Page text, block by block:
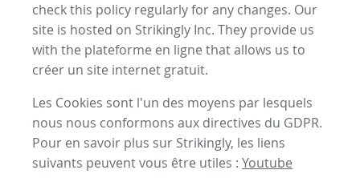
check this policy regularly for any changes. Our
site is hosted on Strikingly Inc. They provide us
with the plateforme en ligne that allows us to
créer un site internet gratuit.
Les Cookies sont l'un des moyens par lesquels
nous nous conformons aux directives du GDPR.
Pour en savoir plus sur Strikingly, les liens
suivants peuvent vous être utiles : Youtube